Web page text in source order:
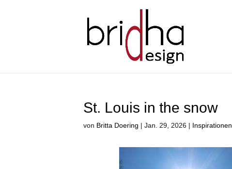
St. Louis in the snow
von Britta Doering | Jan. 29, 2026 | Inspirationen